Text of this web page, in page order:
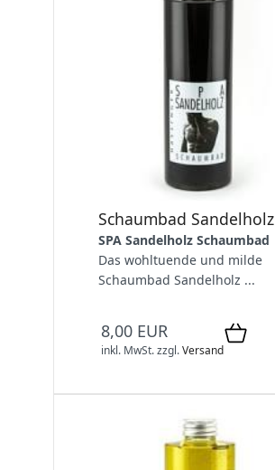
Schaumbad Sandelholz
SPA Sandelholz Schaumbad
Das wohltuende und milde
Schaumbad Sandelholz ...
8,00 EUR
inkl. MwSt.zzgl.Versand